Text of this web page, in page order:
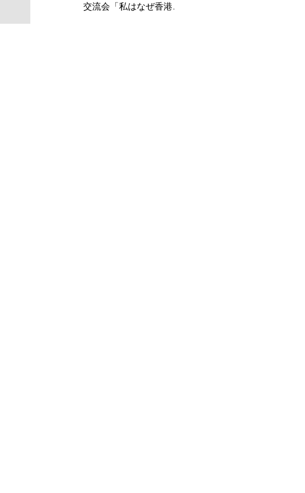
交流会「私はなぜ香港に